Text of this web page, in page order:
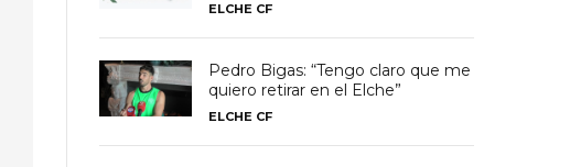
ELCHE CF
Pedro Bigas: “Tengo claro que me
quiero retirar en el Elche”
ELCHE CF